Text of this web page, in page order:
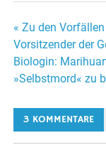
Beitrags-
« Zu den
Vorsitzender der
Biologin:
»Selbstmord« zu
3 KOMMENTARE